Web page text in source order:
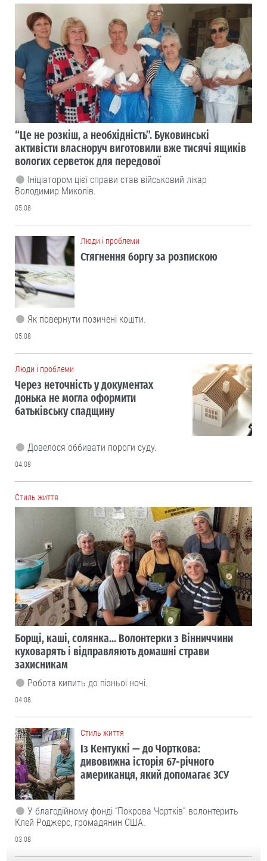
“Це не розкіш, а необхідність”. Буковинські
активісти власноруч виготовили вже тисячі ящиків
вологих серветок для передової
Ініціатором цієї справи став військовий лікар
Володимир Миколів.
05.08
Люди і проблеми
Стягнення боргу за розпискою
Як повернути позичені кошти.
05.08
Люди і проблеми
Через неточність у документах
донька не могла оформити
батьківську спадщину
Довелося оббивати пороги суду.
04.08
Cтиль життя
Борщі, каші, солянка... Волонтерки з Вінниччини
куховарять і відправляють домашні страви
захисникам
Робота кипить до пізньої ночі.
04.08
Cтиль життя
Із Кентуккі — до Чорткова:
дивовижна історія 67-річного
американця, який допомагає ЗСУ
У благодійному фонді “Покрова Чортків” волонтерить
Клей Роджерс, громадянин США.
03.08